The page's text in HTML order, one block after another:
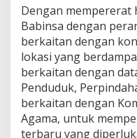
Dengan
Babinsa dengan
berkaitan dengan
lokasi yang
berkaitan dengan
Penduduk,
berkaitan dengan
Agama, untuk
terbaru yang